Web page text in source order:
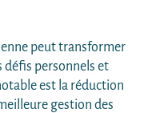
peut transformer
personnels et
est la réduction
gestion des